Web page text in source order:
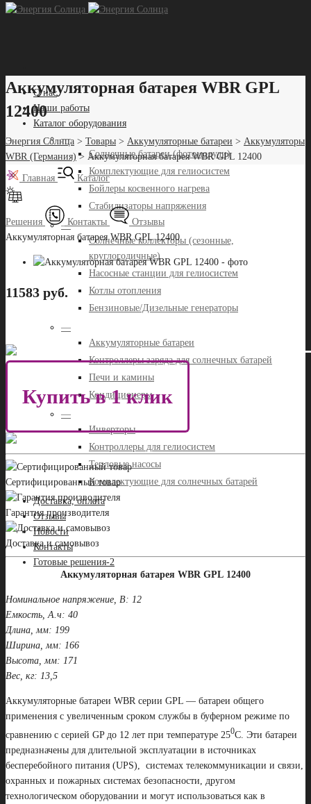
О нас
Наши работы
Каталог оборудования
—
Солнечные батареи (фотомодули)
Комплектующие для гелиосистем
Бойлеры косвенного нагрева
Стабилизаторы напряжения
—
Солнечные коллекторы (сезонные,
круглогодичные)
Насосные станции для гелиосистем
Котлы отопления
Бензиновые/Дизельные генераторы
—
Аккумуляторные батареи
Контроллеры заряда для солнечных батарей
Печи и камины
Кондиционеры
—
Инверторы
Контроллеры для гелиосистем
Тепловые насосы
Комплектующие для солнечных батарей
Доставка, оплата
Отзывы
Новости
Контакты
Готовые решения-2
Аккумуляторная батарея WBR GPL
12400
Энергия Солнца > Товары > Аккумуляторные батареи > Аккумуляторы
WBR (Германия) > Аккумуляторная батарея WBR GPL 12400
Главная Каталог
Решения Контакты
Отзывы
Аккумуляторная батарея WBR GPL 12400
11583 руб.
Купить в 1 клик
Сертифицированный товар
Гарантия производителя
Доставка и самовывоз
Аккумуляторная батарея WBR GPL 12400
Номинальное напряжение, В: 12
Емкость, А.ч: 40
Длина, мм: 199
Ширина, мм: 166
Высота, мм: 171
Вес, кг: 13,5
Аккумуляторные батареи WBR серии GPL — батареи общего
применения c увеличенным сроком службы в буферном режиме по
сравнению с серией GP до 12 лет при температуре 250С. Эти батареи
предназначены для длительной эксплуатации в источниках
бесперебойного питания (UPS), системах телекоммуникации и связи,
охранных и пожарных системах безопасности, другом
технологическом оборудовании и могут использоваться как в